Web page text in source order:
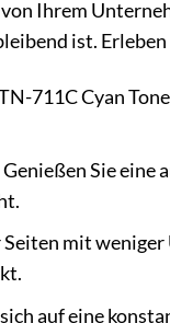
Ihrem
ist.
711C Cyan
Genießen Sie eine
Seiten mit
auf eine